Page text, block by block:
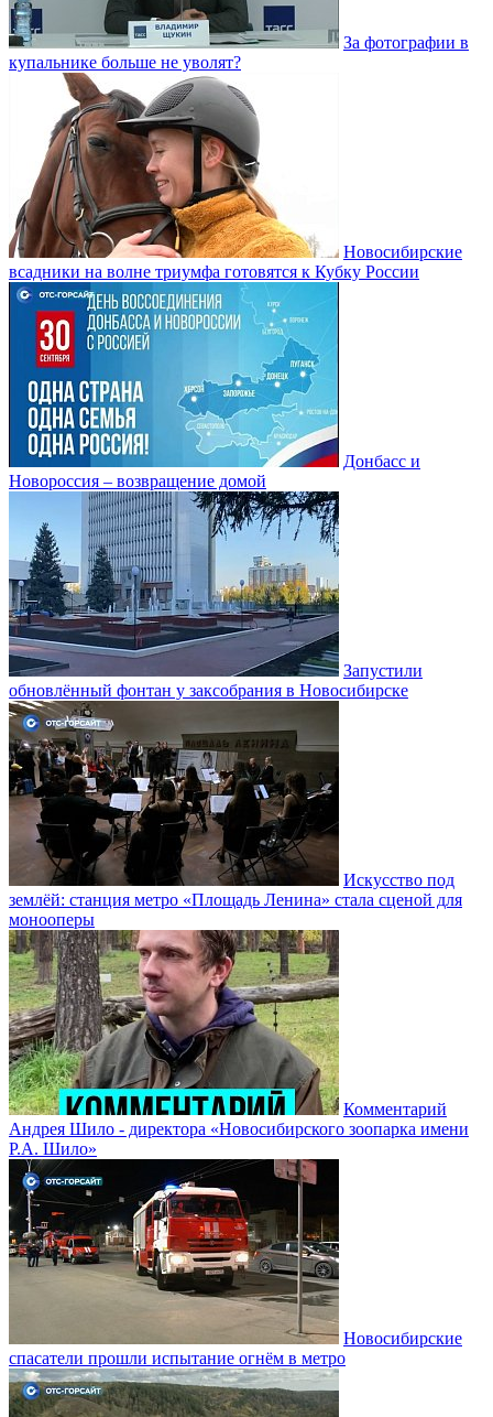
За фотографии в
купальнике больше не уволят?
Новосибирские
всадники на волне триумфа готовятся к Кубку России
Донбасс и
Новороссия – возвращение домой
Запустили
обновлённый фонтан у заксобрания в Новосибирске
Искусство под
землёй: станция метро «Площадь Ленина» стала сценой для
монооперы
Комментарий
Андрея Шило - директора «Новосибирского зоопарка имени
Р.А. Шило»
Новосибирские
спасатели прошли испытание огнём в метро